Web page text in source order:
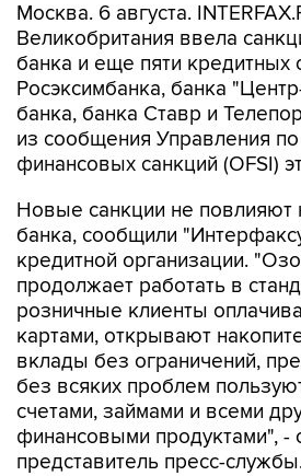
Москва. 6 августа.
Великобритания ввела
банка и еще пяти кредитных
Росэксимбанка, банка
банка, банка Ставр и
из сообщения Управления
финансовых санкций (OFSI)
Новые санкции не повлияют
банка, сообщили
кредитной организации.
продолжает работать в
розничные клиенты
картами, открывают
вклады без ограничений,
без всяких проблем
счетами, займами и всеми
финансовыми продуктами", -
представитель пресс-